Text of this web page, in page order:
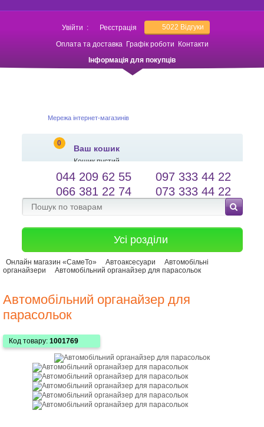
Увійти : Реєстрація 5022 Відгуки
Оплата та доставка Графік роботи
Контакти
Інформація для покупців
Мережа інтернет-магазинів
0
Ваш кошик
Кошик пустий
salessameto@gmail.com
Зворотній зв'язок
Мова сайту
044 209 62 55
097 333 44 22
066 381 22 74
073 333 44 22
Усі розділи
Онлайн магазин «СамеТо» Автоаксесуари
Автомобільні
органайзери
Автомобільний органайзер для парасольок
Автомобільний органайзер для
парасольок
Код товару: 1001769